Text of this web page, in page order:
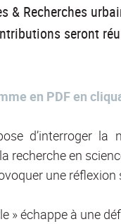
& Recherches
seront
en PDF en
d’interroger
recherche en
une réflexion
» échappe à une